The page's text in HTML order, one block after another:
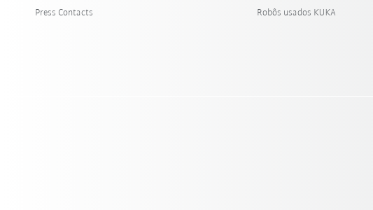
Press Contacts
Robôs usados KUKA